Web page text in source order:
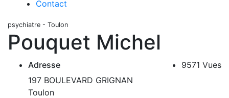
Contact
psychiatre - Toulon
Pouquet Michel
9571 Vues
Adresse
197 BOULEVARD GRIGNAN
Toulon